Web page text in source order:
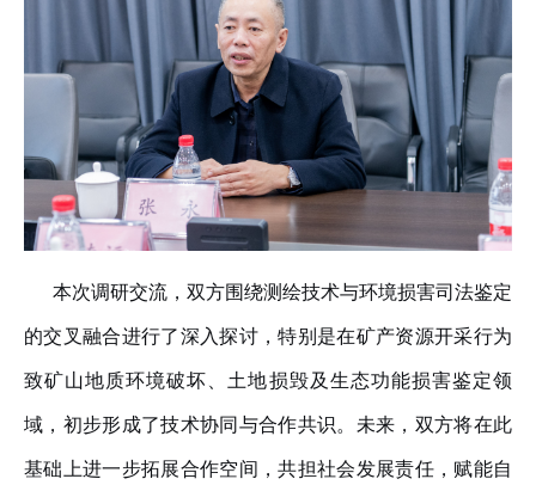
本次调研交流，双方围绕测绘技术与环境损害司法鉴定
的交叉融合进行了深入探讨，特别是在矿产资源开采行为
致矿山地质环境破坏、土地损毁及生态功能损害鉴定领
域，初步形成了技术协同与合作共识。未来，双方将在此
基础上进一步拓展合作空间，共担社会发展责任，赋能自